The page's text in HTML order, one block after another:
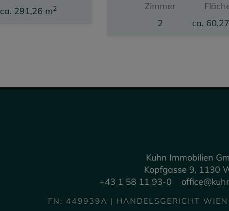
ca. 291,26 m2
Zimmer
2
ca.
Kuhn Immobilien
Kopfgasse 9, 1130
+43 1 58 11 93-0
FN: 449939A | HANDELSGERICHT